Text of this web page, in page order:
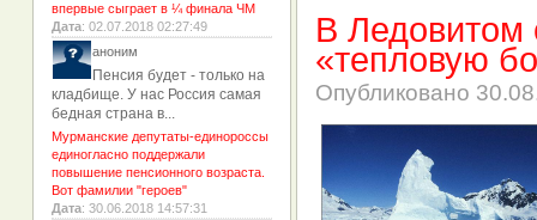
В Ледовитом
«тепловую
Опубликовано
впервые сыграет в ¼ финала ЧМ
Дата: 02.07.2018 02:27:49
аноним
Пенсия будет - только на
кладбище. У нас Россия самая
бедная страна в...
Мурманские депутаты-единороссы
единогласно поддержали
повышение пенсионного возраста.
Вот фамилии "героев"
Дата: 30.06.2018 14:57:31